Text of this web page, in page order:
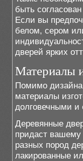
быть
Если вы
белом, сером
дверей ярких
Материалы
Помимо дизайна
материалы
долговечными и
Деревянные
придаст
разных пород
лакированные